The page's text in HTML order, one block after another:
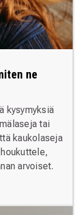
ne
kysymyksiä
tai
kaukolaseja
arvoiset.